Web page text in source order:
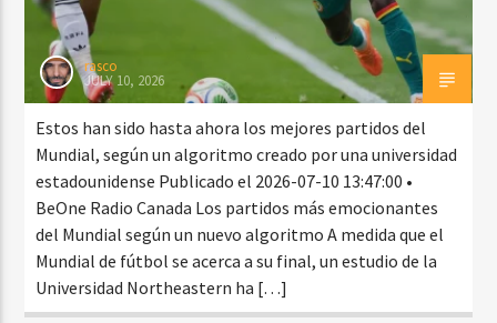
rasco
JULY 10, 2026
Estos han sido hasta ahora los mejores partidos del
Mundial, según un algoritmo creado por una universidad
estadounidense Publicado el 2026-07-10 13:47:00 •
BeOne Radio Canada Los partidos más emocionantes
del Mundial según un nuevo algoritmo A medida que el
Mundial de fútbol se acerca a su final, un estudio de la
Universidad Northeastern ha […]